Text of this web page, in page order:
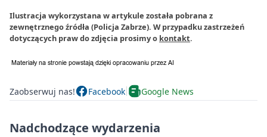
Ilustracja wykorzystana w artykule została pobrana z
zewnętrznego źródła (Policja Zabrze). W przypadku zastrzeżeń
dotyczących praw do zdjęcia prosimy o kontakt.
Zaobserwuj nas! Facebook Google News
Nadchodzące wydarzenia